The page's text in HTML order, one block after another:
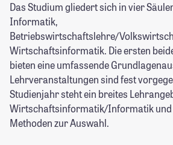
Das Studium gliedert sich in vier
Informatik,
Betriebswirtschaftslehre/
Wirtschaftsinformatik. Die ersten
bieten eine umfassende
Lehrveranstaltungen sind fest
Studienjahr steht ein breites
Wirtschaftsinformatik/Informatik und
Methoden zur Auswahl.